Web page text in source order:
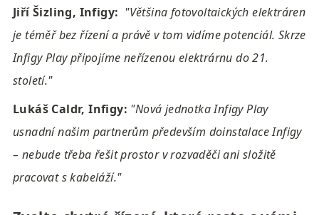
Jiří Šizling, Infigy: "Většina fotovoltaických elektráren
je téměř bez řízení a právě v tom vidíme potenciál. Skrze
Infigy Play připojíme neřízenou elektrárnu do 21.
století."
Lukáš Caldr, Infigy: "Nová jednotka Infigy Play
usnadní našim partnerům především doinstalace Infigy
– nebude třeba řešit prostor v rozvaděči ani složitě
pracovat s kabeláží."